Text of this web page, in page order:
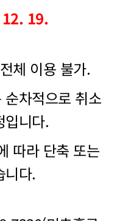
19.
체 이용 불가.
차적으로 취소
입니다.
따라 단축 또는
니다.